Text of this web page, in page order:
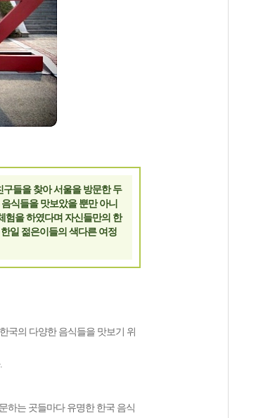
구들을 찾아 서울을 방문한 두
식들을 맛보았을 뿐만 아니
험을 하였다며 자신들만의 한
일 젊은이들의 색다른 여정
국의 다양한 음식들을 맛보기 위
하는 곳들마다 유명한 한국 음식